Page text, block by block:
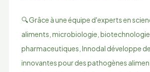
🔍 Grâce à une équipe d'experts en
aliments, microbiologie,
pharmaceutiques, Innodal développe
innovantes pour des pathogènes